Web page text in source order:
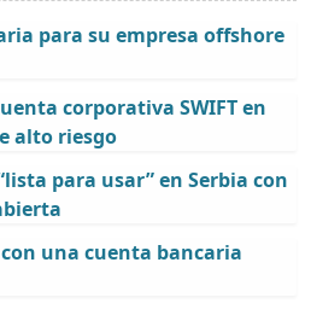
para su empresa offshore
corporativa SWIFT en
alto riesgo
para usar” en Serbia con
una cuenta bancaria